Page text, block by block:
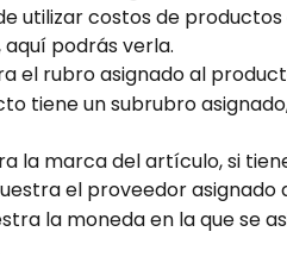
utilizar costos de
podrás verla.
el rubro asignado al
tiene un subrubro
la marca del artículo, si
el proveedor asignado
la moneda en la que se